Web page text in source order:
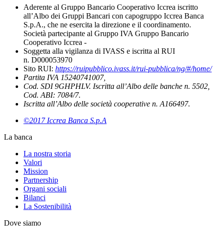
Aderente al Gruppo Bancario Cooperativo Iccrea iscritto
all’Albo dei Gruppi Bancari con capogruppo Iccrea Banca
S.p.A., che ne esercita la direzione e il coordinamento.
Società partecipante al Gruppo IVA Gruppo Bancario
Cooperativo Iccrea -
Soggetta alla vigilanza di IVASS e iscritta al RUI
n. D000053970
Sito RUI: https://ruipubblico.ivass.it/rui-pubblica/ng/#/home/
Partita IVA 15240741007,
Cod. SDI 9GHPHLV. Iscritta all’Albo delle banche n. 5502,
Cod. ABI: 7084/7.
Iscritta all’Albo delle società cooperative n. A166497.
©2017 Iccrea Banca S.p.A
La banca
La nostra storia
Valori
Mission
Partnership
Organi sociali
Bilanci
La Sostenibilità
Dove siamo